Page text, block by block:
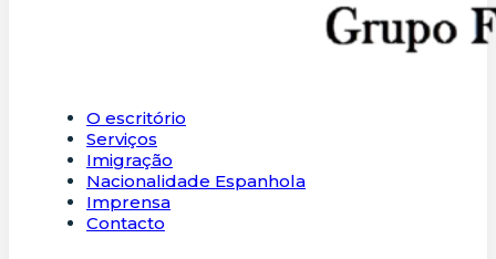
O escritório
Serviços
Imigração
Nacionalidade Espanhola
Imprensa
Contacto